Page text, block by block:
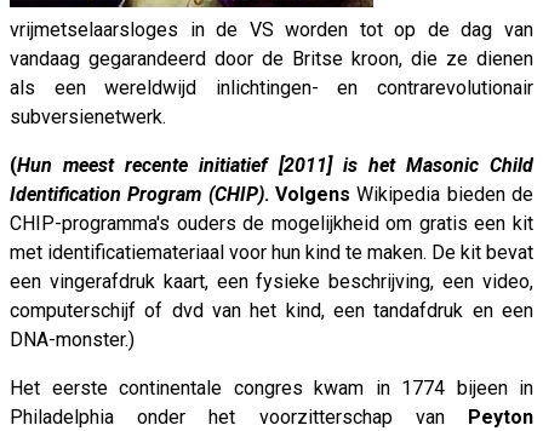
vrijmetselaarsloges in de VS worden tot op de dag van
vandaag gegarandeerd door de Britse kroon, die ze dienen
als een wereldwijd inlichtingen- en contrarevolutionair
subversienetwerk.
(Hun meest recente initiatief [2011] is het Masonic Child
Identification Program (CHIP).Volgens Wikipedia bieden de
CHIP-programma's ouders de mogelijkheid om gratis een kit
met identificatiemateriaal voor hun kind te maken. De kit bevat
een vingerafdruk kaart, een fysieke beschrijving, een video,
computerschijf of dvd van het kind, een tandafdruk en een
DNA-monster.)
Het eerste continentale congres kwam in 1774 bijeen in
Philadelphia onder het voorzitterschap van
Peyton